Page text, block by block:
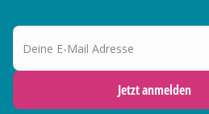
Deine E-Mail Adresse
Jetzt anmelden